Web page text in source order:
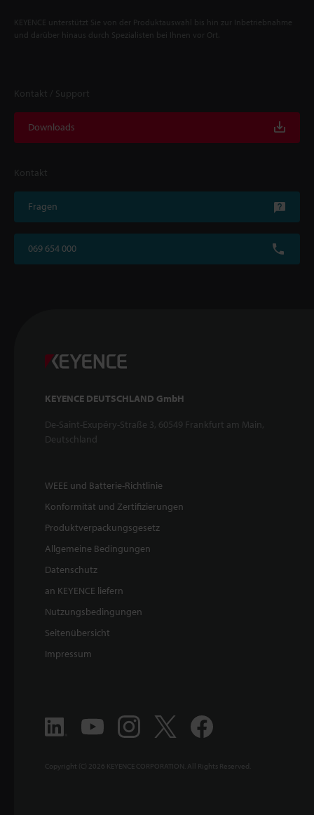
KEYENCE unterstützt Sie von der Produktauswahl bis hin zur Inbetriebnahme
und darüber hinaus durch Spezialisten bei Ihnen vor Ort.
Kontakt / Support
Downloads
Kontakt
Fragen
069 654 000
KEYENCE DEUTSCHLAND GmbH
De-Saint-Exupéry-Straße 3, 60549 Frankfurt am Main,
Deutschland
WEEE und Batterie-Richtlinie
Konformität und Zertifizierungen
Produktverpackungsgesetz
Allgemeine Bedingungen
Datenschutz
an KEYENCE liefern
Nutzungsbedingungen
Seitenübersicht
Impressum
Copyright (C) 2026 KEYENCE CORPORATION. All Rights Reserved.